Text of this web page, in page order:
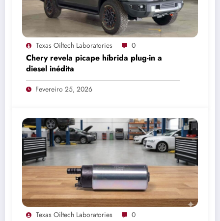
Texas Oiltech Laboratories 0
Chery revela picape híbrida plug-in a
diesel inédita
Fevereiro 25, 2026
Texas Oiltech Laboratories 0